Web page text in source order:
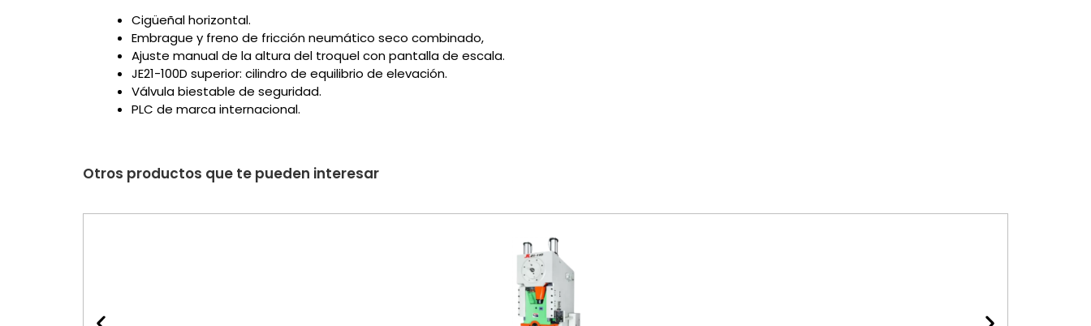
Cigüeñal horizontal.
Embrague y freno de fricción neumático seco combinado,
Ajuste manual de la altura del troquel con pantalla de escala.
JE21-100D superior: cilindro de equilibrio de elevación.
Válvula biestable de seguridad.
PLC de marca internacional.
Otros productos que te pueden interesar